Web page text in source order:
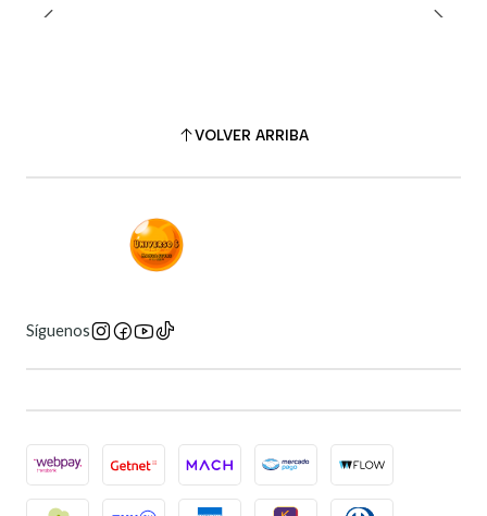
VOLVER ARRIBA
Síguenos